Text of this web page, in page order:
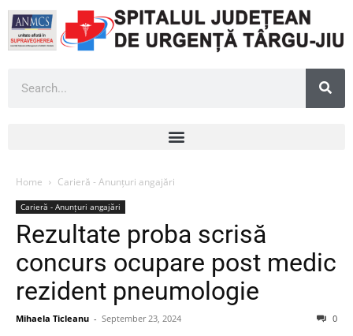
Home Carieră - Anunțuri angajări
Carieră - Anunțuri angajări
Rezultate proba scrisă
concurs ocupare post medic
rezident pneumologie
Mihaela Ticleanu - September 23, 2024 0